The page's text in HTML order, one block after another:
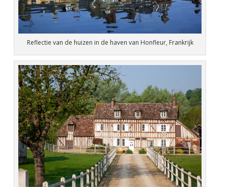
Reflectie van de huizen in de haven van Honfleur, Frankrijk